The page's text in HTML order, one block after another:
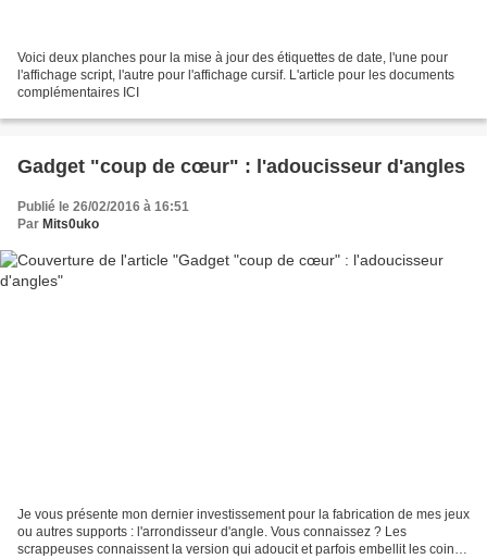
Voici deux planches pour la mise à jour des étiquettes de date, l'une pour
l'affichage script, l'autre pour l'affichage cursif. L'article pour les documents
complémentaires ICI
Gadget "coup de cœur" : l'adoucisseur d'angles
Publié le 26/02/2016 à 16:51
Par Mits0uko
Je vous présente mon dernier investissement pour la fabrication de mes jeux
ou autres supports : l'arrondisseur d'angle. Vous connaissez ? Les
scrappeuses connaissent la version qui adoucit et parfois embellit les coins